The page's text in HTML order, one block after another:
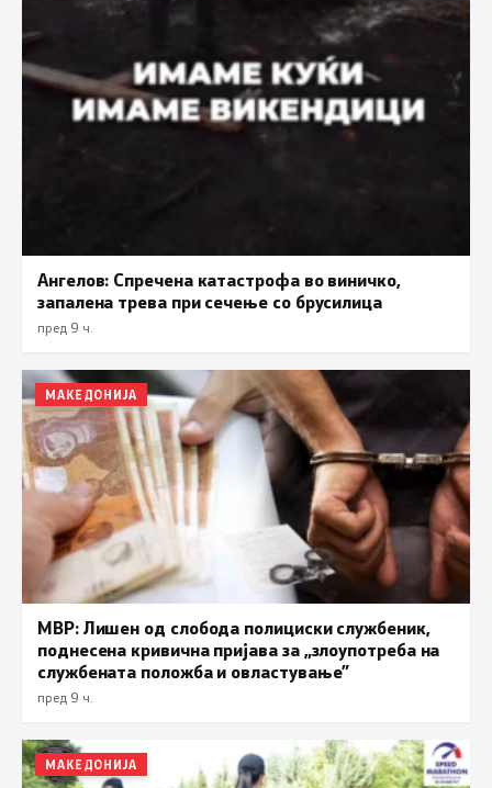
Ангелов: Спречена катастрофа во виничко,
запалена трева при сечење со брусилица
пред 9 ч.
МАКЕДОНИЈА
МВР: Лишен од слобода полициски службеник,
поднесена кривична пријава за „злоупотреба на
службената положба и овластување”
пред 9 ч.
МАКЕДОНИЈА